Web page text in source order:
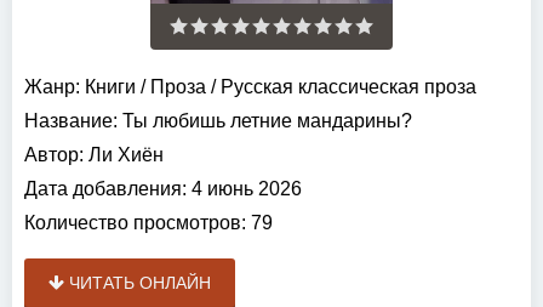
Жанр: Книги / Проза / Русская классическая проза
Название: Ты любишь летние мандарины?
Автор: Ли Хиён
Дата добавления: 4 июнь 2026
Количество просмотров: 79
ЧИТАТЬ ОНЛАЙН